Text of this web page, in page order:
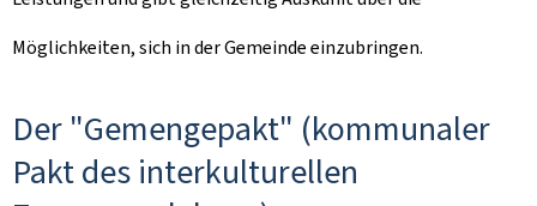
Möglichkeiten, sich in der Gemeinde einzubringen.
Der "Gemengepakt" (kommunaler
Pakt des interkulturellen